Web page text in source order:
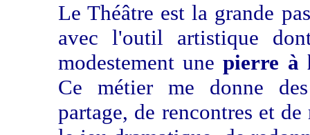
Le Théâtre est la grande
avec l'outil artistique
modestement unepierre à
Ce métier me donne
partage, de rencontres et